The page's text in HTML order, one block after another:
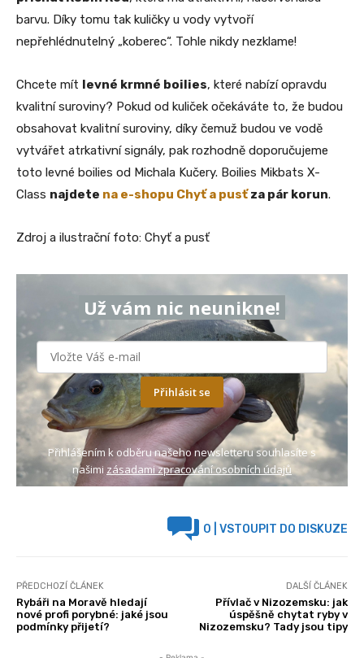
barvu. Díky tomu tak kuličky u vody vytvoří
nepřehlédnutelný „koberec“. Tohle nikdy nezklame!
Chcete mít levné krmné boilies, které nabízí opravdu
kvalitní suroviny? Pokud od kuliček očekáváte to, že budou
obsahovat kvalitní suroviny, díky čemuž budou ve vodě
vytvářet atrkativní signály, pak rozhodně doporučujeme
toto levné boilies od Michala Kučery. Boilies Mikbats X-
Class najdete na e-shopu Chyť a pusťza pár korun.
Zdroj a ilustrační foto: Chyť a pusť
Už vám nic neunikne!
Přihlásit se
Přihlášením k odběru našeho newsletteru souhlasíte s
našimi zásadami zpracování osobních údajů
0 | VSTOUPIT DO DISKUZE
PŘEDCHOZÍ ČLÁNEK
Rybáři na Moravě hledají
nové profi porybné: jaké jsou
podmínky přijetí?
DALŠÍ ČLÁNEK
Přívlač v Nizozemsku: jak
úspěšně chytat ryby v
Nizozemsku? Tady jsou tipy